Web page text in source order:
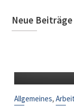
Neue
Allgemeines,